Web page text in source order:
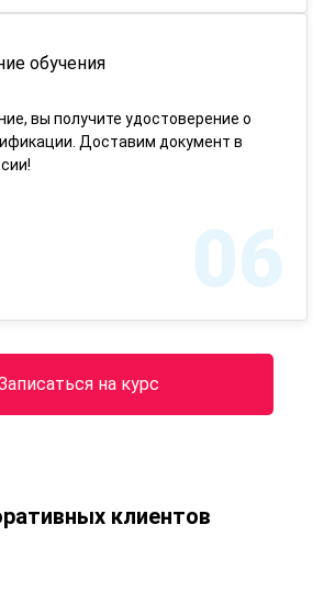
обучения
вы получите удостоверение о
Доставим документ в
06
на курс
клиентов